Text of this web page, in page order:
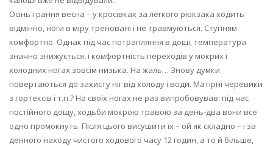
Осінь і рання весна – у кросівках за легкого рюкзака ходить
відмінно, ноги в міру треновані і не травмуються. Ступням
комфортно. Однак під час потрапляння в дощі, температура
значно знижується, і комфортність переходів у мокрих і
холодних ногах зовсім низька. На жаль… Знову думки
повертаються до захисту ніг від холоду і води. Матірні черевики
з гортексів і т.п.? На своїх ногах не раз випробовував: під час
постійного дощу, ходьби мокрою травою за день-два вони все
одно промокнуть. Після цього висушити їх – ой як складно – і за
денного находу чистого ходового часу 12 годин, а то й більше,